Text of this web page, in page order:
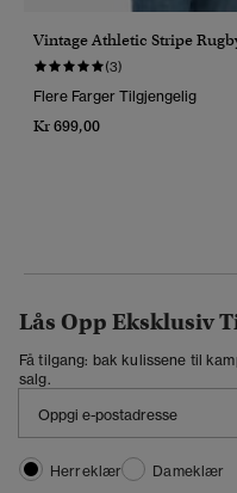
Vintage Athletic Stripe
(3)
Flere Farger Tilgjengelig
Kr 699,00
Lås Opp Eksklusiv
Få tilgang: bak kulissene til
salg.
Herreklær Dameklær